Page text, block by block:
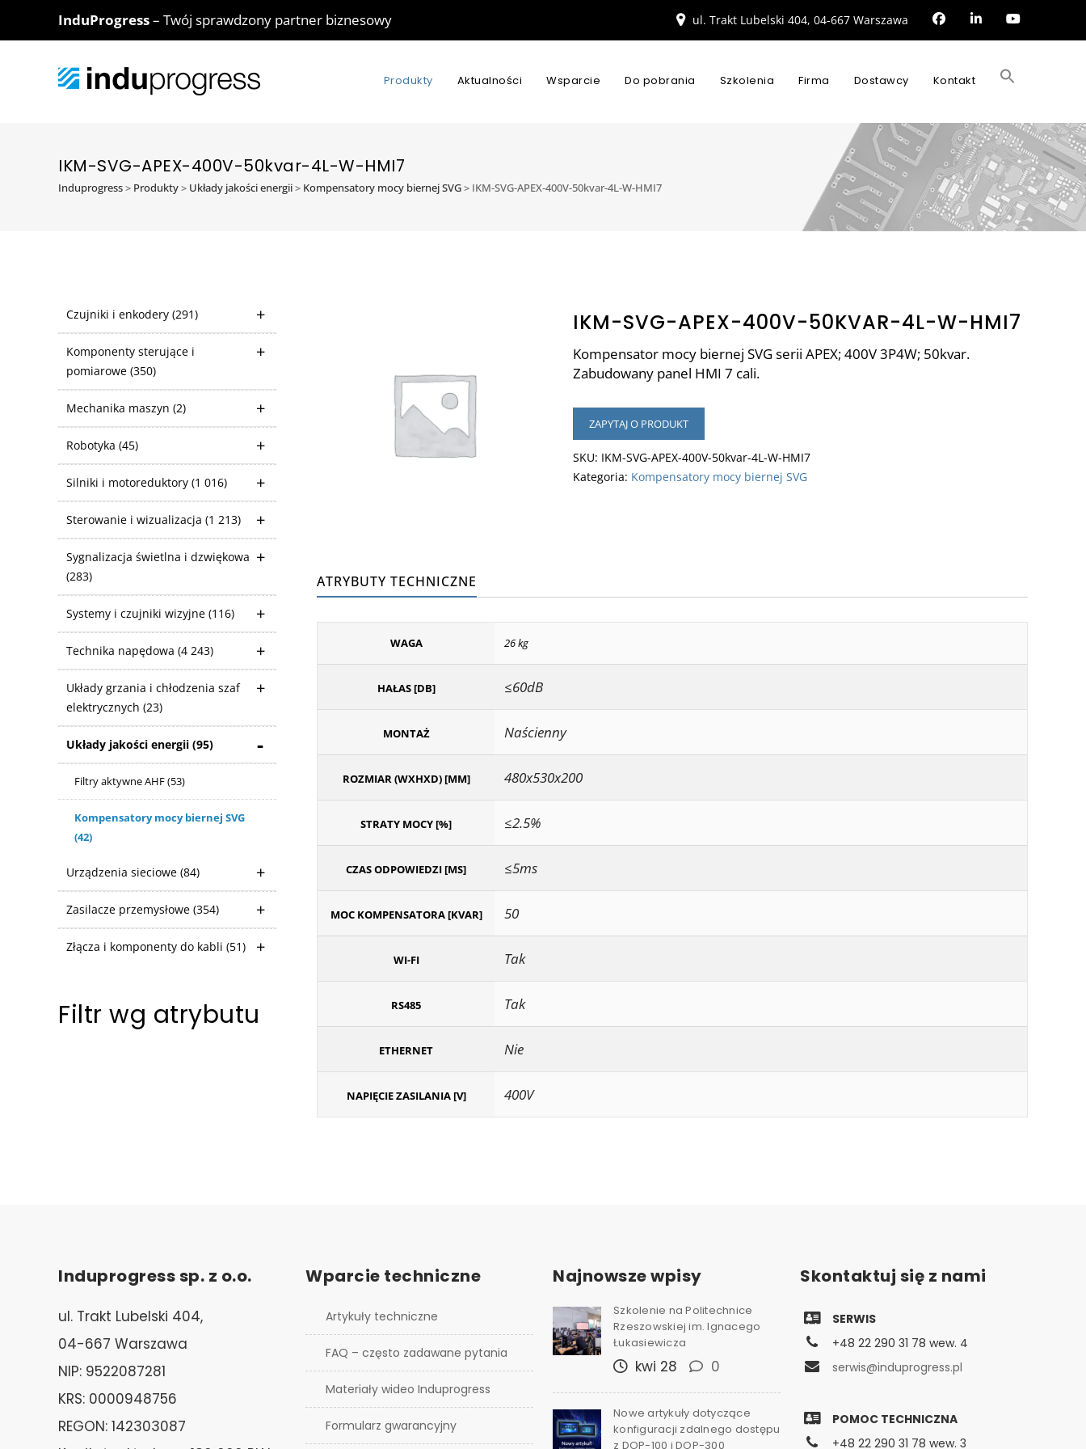
InduProgress– Twój sprawdzony partner biznesowy ul. Trakt Lubelski 404, 04-667 Warszawa
Produkty Aktualności Wsparcie Do pobrania Szkolenia Firma Dostawcy Kontakt
IKM-SVG-APEX-400V-50kvar-4L-W-HMI7
Induprogress> Produkty> Układy jakości energii> Kompensatory mocy biernej SVG> IKM-SVG-APEX-400V-50kvar-4L-W-HMI7
Czujniki i enkodery (291)
Komponenty sterujące i
pomiarowe (350)
Mechanika maszyn (2)
Robotyka (45)
Silniki i motoreduktory (1 016)
Sterowanie i wizualizacja (1 213)
Sygnalizacja świetlna i dzwiękowa
(283)
Systemy i czujniki wizyjne (116)
Technika napędowa (4 243)
Układy grzania i chłodzenia szaf
elektrycznych (23)
Układy jakości energii (95)
Filtry aktywne AHF(53)
Kompensatory mocy biernej SVG
(42)
Urządzenia sieciowe (84)
Zasilacze przemysłowe (354)
Złącza i komponenty do kabli (51)
Filtr wg atrybutu
IKM-SVG-APEX-400V-50KVAR-4L-W-HMI7
Kompensator mocy biernej SVG serii APEX; 400V 3P4W; 50kvar.
Zabudowany panel HMI 7 cali.
ZAPYTAJ O PRODUKT
SKU: IKM-SVG-APEX-400V-50kvar-4L-W-HMI7
Kategoria: Kompensatory mocy biernej SVG
ATRYBUTY TECHNICZNE
WAGA 26 kg
HAŁAS [DB] ≤60dB
MONTAŻ Naścienny
ROZMIAR (WXHXD) [MM] 480x530x200
STRATY MOCY [%] ≤2.5%
CZAS ODPOWIEDZI [MS] ≤5ms
MOC KOMPENSATORA [KVAR] 50
WI-FI Tak
RS485 Tak
ETHERNET Nie
NAPIĘCIE ZASILANIA [V] 400V
Induprogress sp. z o.o.
ul. Trakt Lubelski 404,
04-667 Warszawa
NIP: 9522087281
KRS: 0000948756
REGON: 142303087
Wparcie techniczne
Artykuły techniczne
FAQ – często zadawane pytania
Materiały wideo Induprogress
Formularz gwarancyjny
Najnowsze wpisy
Szkolenie na Politechnice
Rzeszowskiej im. Ignacego
Łukasiewicza
kwi 28 0
Nowe artykuły dotyczące
konfiguracji zdalnego dostępu
z DOP-100 i DOP-300
Skontaktuj się z nami
SERWIS
+48 22 290 31 78 wew. 4
serwis@induprogress.pl
POMOC TECHNICZNA
+48 22 290 31 78 wew. 3